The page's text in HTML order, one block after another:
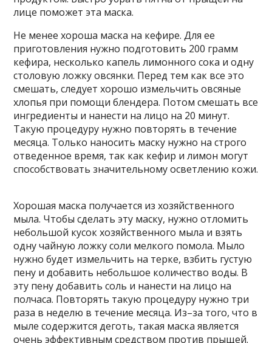
лице поможет эта маска.
Не менее хороша маска на кефире. Для ее
приготовления нужно подготовить 200 грамм
кефира, несколько капель лимонного сока и одну
столовую ложку овсянки. Перед тем как все это
смешать, следует хорошо измельчить овсяные
хлопья при помощи блендера. Потом смешать все
ингредиенты и нанести на лицо на 20 минут.
Такую процедуру нужно повторять в течение
месяца. Только наносить маску нужно на строго
отведенное время, так как кефир и лимон могут
способствовать значительному осветлению кожи.
Хорошая маска получается из хозяйственного
мыла. Чтобы сделать эту маску, нужно отломить
небольшой кусок хозяйственного мыла и взять
одну чайную ложку соли мелкого помола. Мыло
нужно будет измельчить на терке, взбить густую
пену и добавить небольшое количество воды. В
эту пену добавить соль и нанести на лицо на
полчаса. Повторять такую процедуру нужно три
раза в неделю в течение месяца. Из–за того, что в
мыле содержится деготь, такая маска является
очень эффективным средством против прыщей.